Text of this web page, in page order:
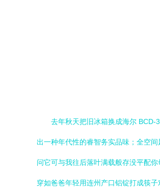
去年秋天把旧冰箱换成海尔
出一种年代性的睿智务实品味；全空
问它可与我往后落叶满载般存没平配
穿如爸爸年轻用连州产口铝锭打成筷